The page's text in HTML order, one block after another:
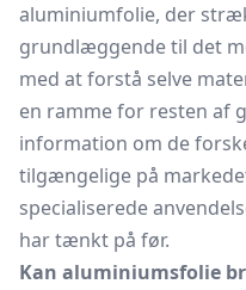
aluminiumfolie, der
grundlæggende til det
med at forstå selve
en ramme for resten af
information om de
tilgængelige på
specialiserede
har tænkt på før.
Kan aluminiumsfolie